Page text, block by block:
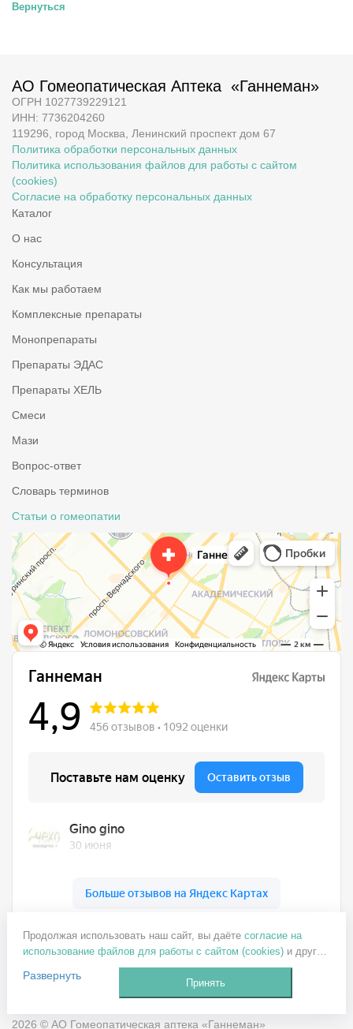
Вернуться
АО Гомеопатическая Аптека «Ганнеман»
ОГРН 1027739229121
ИНН: 7736204260
119296, город Москва, Ленинский проспект дом 67
Политика обработки персональных данных
Политика использования файлов для работы с сайтом
(cookies)
Согласие на обработку персональных данных
Каталог
О нас
Консультация
Как мы работаем
Комплексные препараты
Монопрепараты
Препараты ЭДАС
Препараты ХЕЛЬ
Смеси
Мази
Вопрос-ответ
Словарь терминов
Статьи о гомеопатии
+7 499 137-77-82
Заказать звонок
2026 © АО Гомеопатическая аптека «Ганнеман»
Продолжая использовать наш сайт, вы даёте согласие на
использование файлов для работы с сайтом (cookies)и других
пользовательских данных (включая IP-адрес, сведения о
местоположении, устройстве, действиях на сайте и т. п.) для
функционирования сайта, проведения статистических
исследований, ретаргетинга и использования систем
Развернуть
Принять